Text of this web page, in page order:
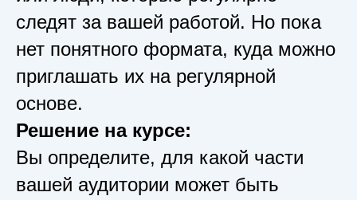
следят за вашей работой. Но пока
нет понятного формата, куда можно
приглашать их на регулярной
основе.
Решение на курсе:
Вы определите, для какой части
вашей аудитории может быть